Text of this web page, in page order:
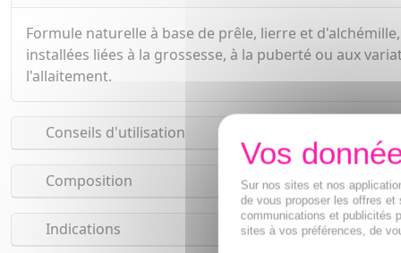
Formule naturelle à base de prêle, lierre et
installées liées à la grossesse, à la puberté ou aux
l'allaitement.
Conseils d'utilisation
Composition
Indications
Sur nos sites et nos
de vous proposer les offres
communications et publicités
sites à vos préférences, de